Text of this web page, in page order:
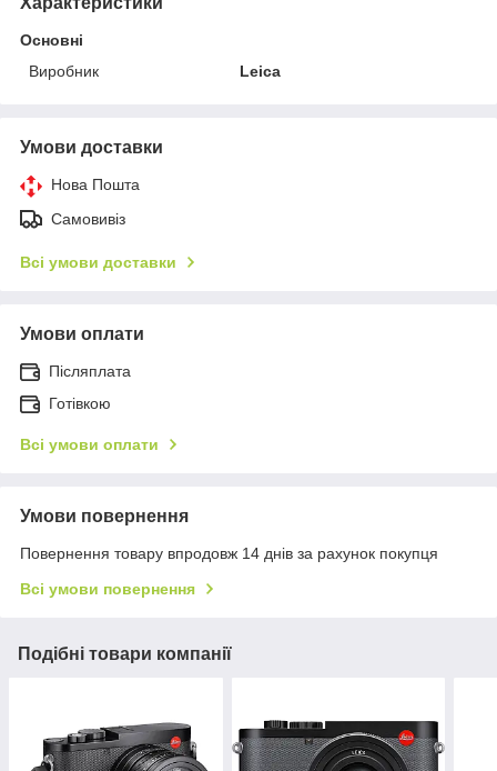
Основні
Виробник
Leica
Умови доставки
Нова Пошта
Самовивіз
Всі умови доставки
Умови оплати
Післяплата
Готівкою
Всі умови оплати
Умови повернення
Повернення товару впродовж 14 днів за рахунок покупця
Всі умови повернення
Подібні товари компанії